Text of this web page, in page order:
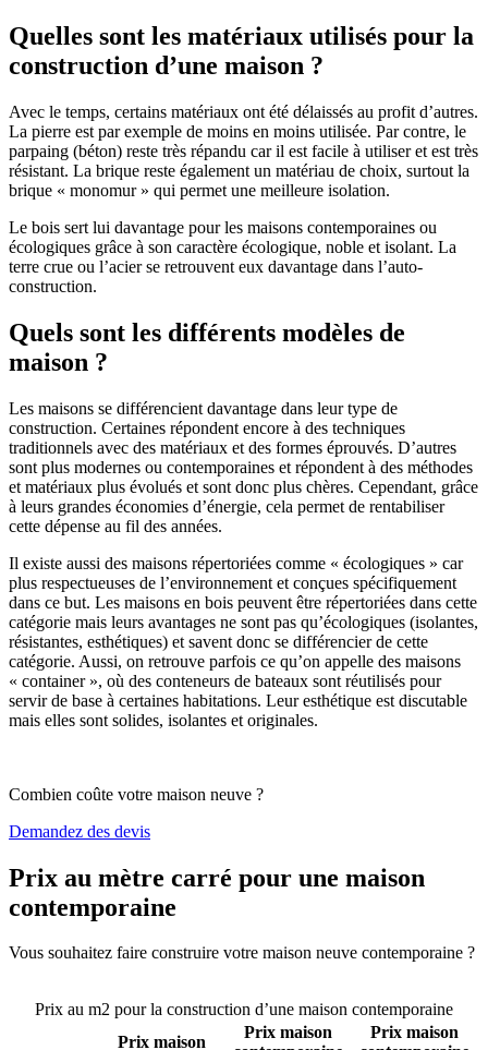
Quelles sont les matériaux utilisés pour la
construction d’une maison ?
Avec le temps, certains matériaux ont été délaissés au profit d’autres.
La pierre est par exemple de moins en moins utilisée. Par contre, le
parpaing (béton) reste très répandu car il est facile à utiliser et est très
résistant. La brique reste également un matériau de choix, surtout la
brique « monomur » qui permet une meilleure isolation.
Le bois sert lui davantage pour les maisons contemporaines ou
écologiques grâce à son caractère écologique, noble et isolant. La
terre crue ou l’acier se retrouvent eux davantage dans l’auto-
construction.
Quels sont les différents modèles de
maison ?
Les maisons se différencient davantage dans leur type de
construction. Certaines répondent encore à des techniques
traditionnels avec des matériaux et des formes éprouvés. D’autres
sont plus modernes ou contemporaines et répondent à des méthodes
et matériaux plus évolués et sont donc plus chères. Cependant, grâce
à leurs grandes économies d’énergie, cela permet de rentabiliser
cette dépense au fil des années.
Il existe aussi des maisons répertoriées comme « écologiques » car
plus respectueuses de l’environnement et conçues spécifiquement
dans ce but. Les maisons en bois peuvent être répertoriées dans cette
catégorie mais leurs avantages ne sont pas qu’écologiques (isolantes,
résistantes, esthétiques) et savent donc se différencier de cette
catégorie. Aussi, on retrouve parfois ce qu’on appelle des maisons
« container », où des conteneurs de bateaux sont réutilisés pour
servir de base à certaines habitations. Leur esthétique est discutable
mais elles sont solides, isolantes et originales.
Combien coûte votre maison neuve ?
Demandez des devis
Prix au mètre carré pour une maison
contemporaine
Vous souhaitez faire construire votre maison neuve contemporaine ?
Prix au m2 pour la construction d’une maison contemporaine
Prix maison
Prix maison
Prix maison